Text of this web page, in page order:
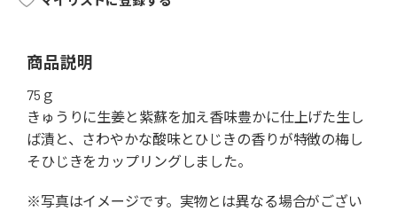
商品説明
75ｇ
きゅうりに生姜と紫蘇を加え香味豊かに仕上げた生し
ば漬と、さわやかな酸味とひじきの香りが特徴の梅し
そひじきをカップリングしました。
※写真はイメージです。実物とは異なる場合がござい